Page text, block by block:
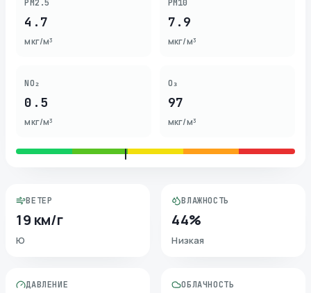
PM2.5
4.7
мкг/м³
PM10
7.9
мкг/м³
NO₂
0.5
мкг/м³
O₃
97
мкг/м³
ВЕТЕР
19 км/г
Ю
ВЛАЖНОСТЬ
44%
Низкая
ДАВЛЕНИЕ ОБЛАЧНОСТЬ